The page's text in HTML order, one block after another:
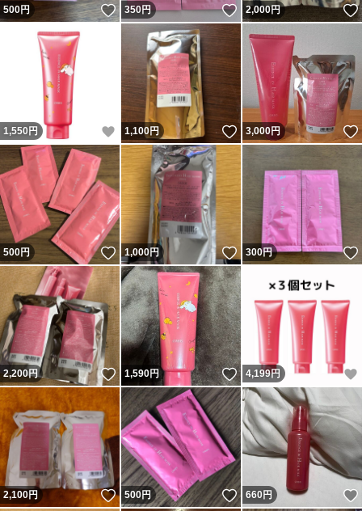
500円 いいね！
350円 いいね！
2,000円
1,550 円 いいね！
1,100円 いいね！
3,000円
500円 いいね！
1,000円 いいね！
300円
2,200円 いいね！
1,590円 いいね！
4,199円
2,100円 いいね！
500円 いいね！
660円